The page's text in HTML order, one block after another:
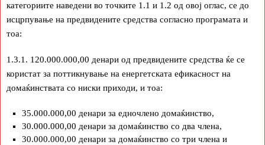
категориите наведени во точките 1.1 и 1.2 од овој оглас, се до
исцрпување на предвидените средства согласно програмата и
тоа:
1.3.1. 120.000.000,00 денари од предвидените средства ќе се
користат за поттикнување на енергетската ефикасност на
домаќинствата со ниски приходи, и тоа:
35.000.000,00 денари за едночлено домаќинство,
30.000.000,00 денари за домаќинство со два члена,
30.000.000,00 денари за домаќинство со три члена и